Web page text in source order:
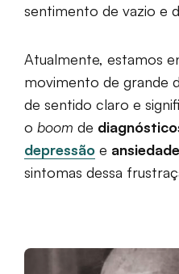
sentimento de vazio e
Atualmente, estamos
movimento de grande
de sentido claro e
o boom de
depressão e ansiedade
sintomas dessa